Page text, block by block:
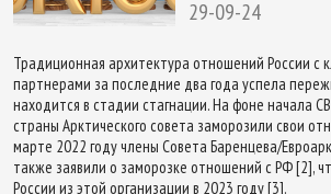
29-09-24
Традиционная архитектура отношений России с
партнерами за последние два года успела
находится в стадии стагнации. На фоне начала
страны Арктического совета заморозили свои
марте 2022 году члены Совета Баренцева/
также заявили о заморозке отношений с РФ [2],
России из этой организации в 2023 году [3].